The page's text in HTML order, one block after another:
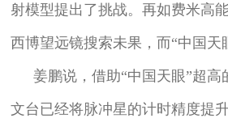
射模型提出了挑战。再如费米高
西博望远镜搜索未果，而“中国天
姜鹏说，借助“中国天眼”超高
文台已经将脉冲星的计时精度提